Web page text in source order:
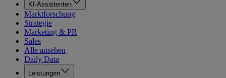
KI-Assistenten
Marktforschung
Strategie
Marketing & PR
Sales
Alle ansehen
Daily Data
Leistungen